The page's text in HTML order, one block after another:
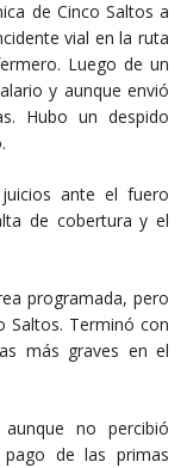
de Cinco Saltos a
vial en la ruta
Luego de un
y aunque envió
Hubo un despido
ante el fuero
de cobertura y el
programada, pero
Saltos. Terminó con
más graves en el
no percibió
de las primas